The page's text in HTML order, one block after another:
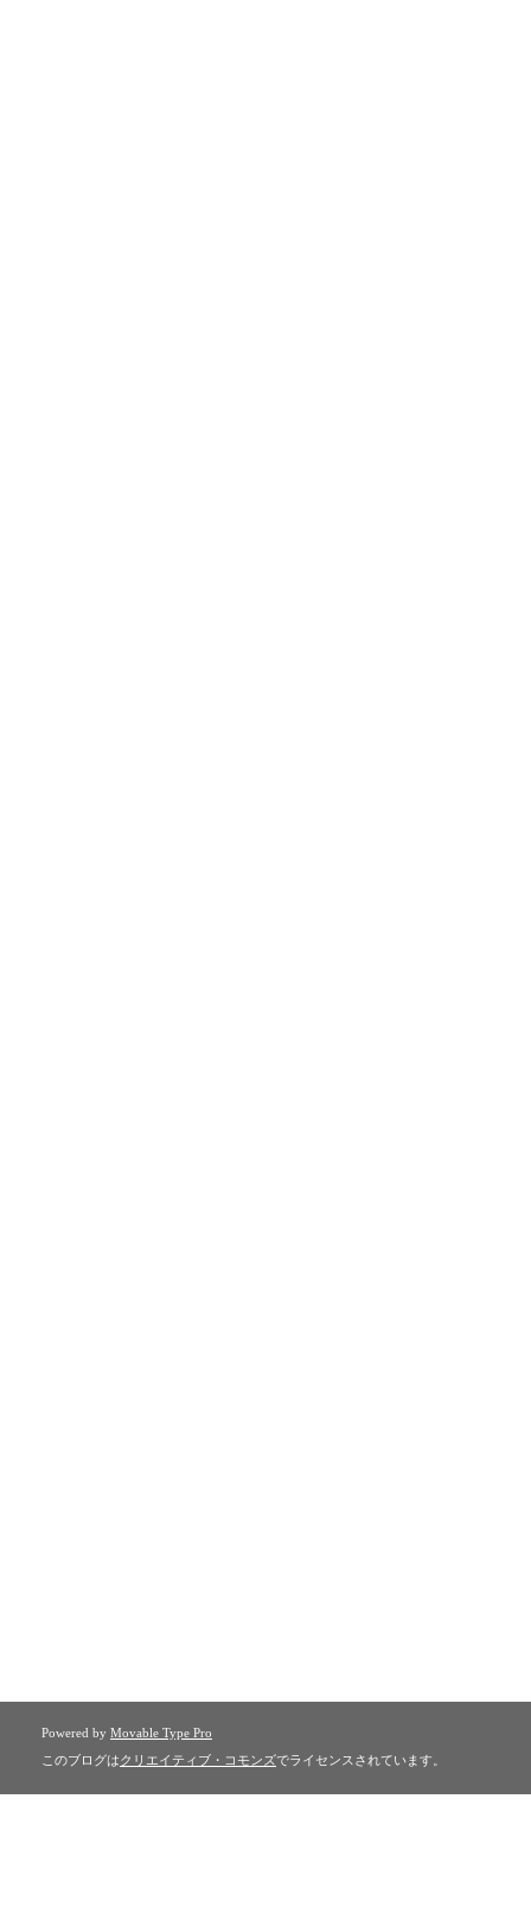
Powered by Movable Type Pro
このブログはクリエイティブ・コモンズでライセンスされています。